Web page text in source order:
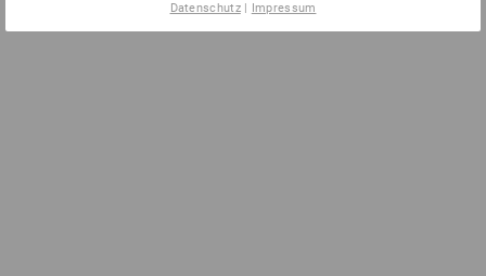
Datenschutz| Impressum